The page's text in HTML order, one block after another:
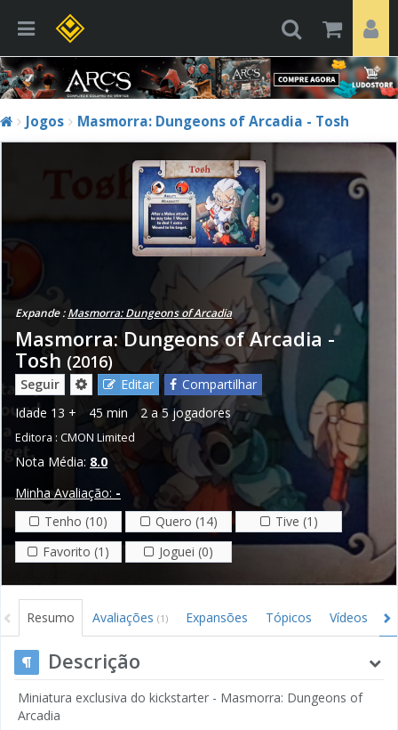
Jogos Masmorra: Dungeons of Arcadia - Tosh
Expande :Masmorra: Dungeons of Arcadia
Masmorra: Dungeons of Arcadia -
Tosh (2016)
Seguir Editar
Compartilhar
Idade 13 + 45 min 2 a 5 jogadores
Editora : CMON Limited
Nota Média: 8.0
Minha Avaliação: -
Tenho (10)
Quero (14)
Tive (1)
Favorito (1)
Joguei (0)
Resumo Avaliações (1) Expansões Tópicos Vídeos
Descrição
Miniatura exclusiva do kickstarter - Masmorra: Dungeons of
Arcadia